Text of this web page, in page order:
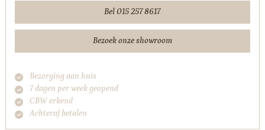
aantal
Bel 015 257 8617
Bezoek onze showroom
Bezorging aan huis
7 dagen per week geopend
CBW erkend
Achteraf betalen